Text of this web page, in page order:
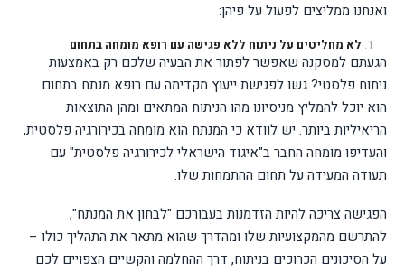
ואנחנו ממליצים לפעול על פיהן:
לא מחליטים על ניתוח ללא פגישה עם רופא מומחה בתחום
הגעתם למסקנה שאפשר לפתור את הבעיה שלכם רק באמצעות
ניתוח פלסטי? גשו לפגישת ייעוץ מקדימה עם רופא מנתח בתחום.
הוא יוכל להמליץ מניסיונו מהו הניתוח המתאים ומהן התוצאות
הריאיליות ביותר. יש לוודא כי המנתח הוא מומחה בכירורגיה פלסטית,
והעדיפו מומחה החבר ב"איגוד הישראלי לכירורגיה פלסטית" עם
תעודה המעידה על תחום ההתמחות שלו.
הפגישה צריכה להיות הזדמנות בעבורכם "לבחון את המנתח",
להתרשם מהמקצועיות שלו ומהדרך שהוא מתאר את התהליך כולו –
על הסיכונים הכרוכים בניתוח, דרך ההחלמה והקשיים הצפויים לכם